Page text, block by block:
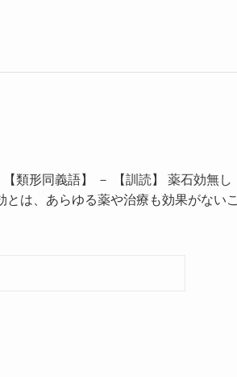
類形同義語】 － 【訓読】 薬石効無し
とは、あらゆる薬や治療も効果がないこ